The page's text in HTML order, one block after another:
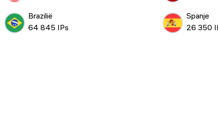
Brazilië
64 845 IPs
Spanje
26 350